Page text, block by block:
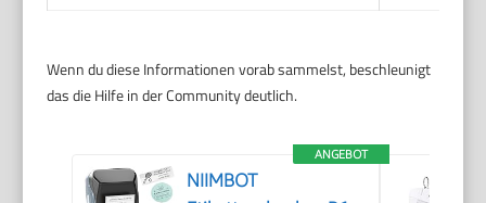
Wenn du diese Informationen vorab sammelst, beschleunigt
das die Hilfe in der Community deutlich.
ANGEBOT
NIIMBOT